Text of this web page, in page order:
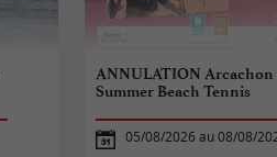
ANNULATION Arcachon
Summer Beach Tennis
05/08/2026 au 08/08/